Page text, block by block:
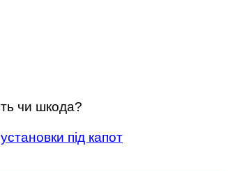
чи шкода?
під капот